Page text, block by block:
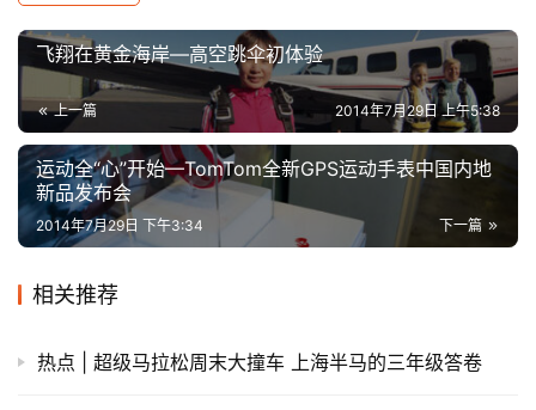
飞翔在黄金海岸—高空跳伞初体验
上一篇 2014年7月29日 上午5:38
运动全“心”开始—TomTom全新GPS运动手表中国内地
新品发布会
下一篇
2014年7月29日 下午3:34
相关推荐
热点 | 超级马拉松周末大撞车 上海半马的三年级答卷